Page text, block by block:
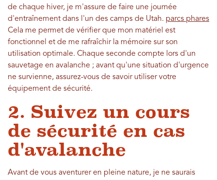
de chaque hiver, je m'assure de faire une journée
d'entraînement dans l'un des camps de Utah. parcs phares
Cela me permet de vérifier que mon matériel est
fonctionnel et de me rafraîchir la mémoire sur son
utilisation optimale. Chaque seconde compte lors d'un
sauvetage en avalanche ; avant qu'une situation d'urgence
ne survienne, assurez-vous de savoir utiliser votre
équipement de sécurité.
2. Suivez un cours
de sécurité en cas
d'avalanche
Avant de vous aventurer en pleine nature, je ne saurais